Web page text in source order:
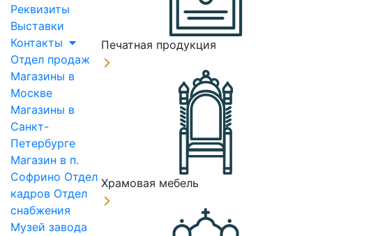
Реквизиты
Выставки
Контакты
Отдел продаж
Магазины в
Москве
Магазины в
Санкт-
Петербурге
Магазин в п.
Софрино Отдел
кадров Отдел
снабжения
Музей завода
Печатная продукция
Храмовая мебель